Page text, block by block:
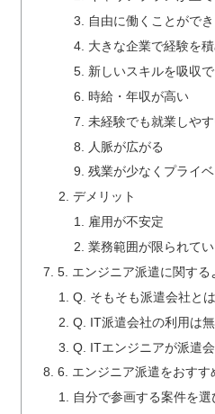
自由に働くことができ
大きな企業で経験を
新しいスキルを吸収
時給・年収が高い
未経験でも就業しや
人脈が広がる
残業が少なくプライ
デメリット
雇用が不安定
業務範囲が限られてい
5. エンジニア派遣に関する
Q. そもそも派遣会社と
Q. IT派遣会社の利用は
Q. ITエンジニアが派遣
6. エンジニア派遣をおすす
自分で参画する案件を選